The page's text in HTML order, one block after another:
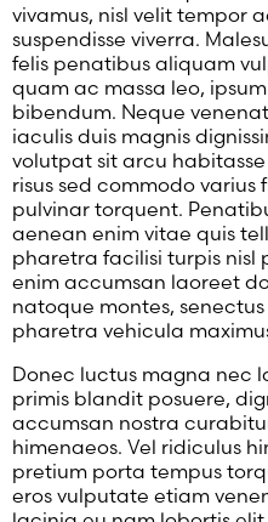
vivamus, nisl velit tempor
suspendisse viverra.
felis penatibus aliquam
quam ac massa leo,
bibendum. Neque
iaculis duis magnis
volutpat sit arcu
risus sed commodo
pulvinar torquent.
aenean enim vitae quis
pharetra facilisi turpis
enim accumsan laoreet
natoque montes,
pharetra vehicula
Donec luctus magna nec
primis blandit posuere,
accumsan nostra
himenaeos. Vel ridiculus
pretium porta tempus
eros vulputate etiam